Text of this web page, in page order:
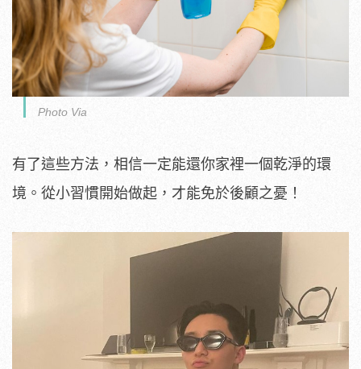
Photo Via
有了這些方法，相信一定能還你家裡一個乾淨的環
境。從小習慣開始做起，才能免於後顧之憂！